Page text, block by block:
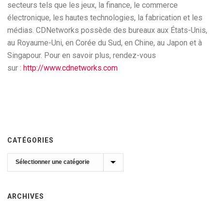
secteurs tels que les jeux, la finance, le commerce
électronique, les hautes technologies, la fabrication et les
médias. CDNetworks possède des bureaux aux États-Unis,
au Royaume-Uni, en Corée du Sud, en Chine, au Japon et à
Singapour. Pour en savoir plus, rendez-vous
sur : http://www.cdnetworks.com
CATÉGORIES
Catégories
ARCHIVES